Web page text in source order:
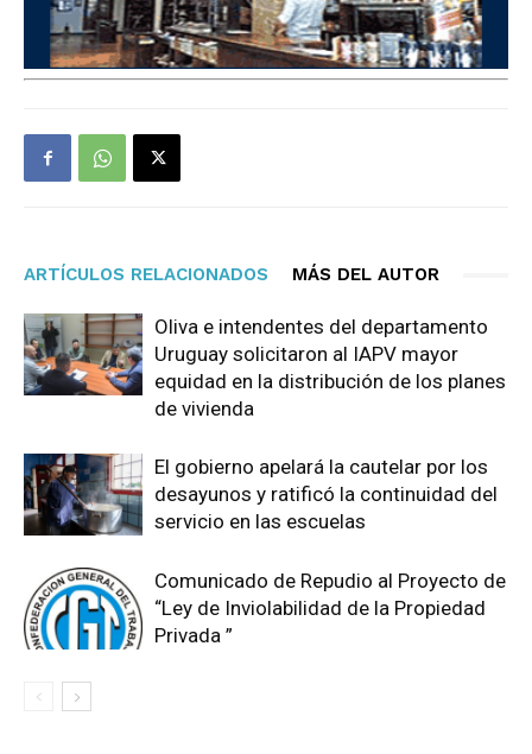
ARTÍCULOS RELACIONADOS MÁS DEL AUTOR
Oliva e intendentes del departamento
Uruguay solicitaron al IAPV mayor
equidad en la distribución de los planes
de vivienda
El gobierno apelará la cautelar por los
desayunos y ratificó la continuidad del
servicio en las escuelas
Comunicado de Repudio al Proyecto de
“Ley de Inviolabilidad de la Propiedad
Privada ”